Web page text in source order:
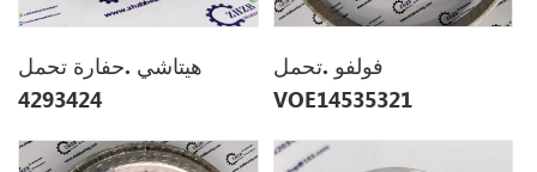
هيتاشي .حفارة تحمل
4293424
فولفو .تحمل
VOE14535321